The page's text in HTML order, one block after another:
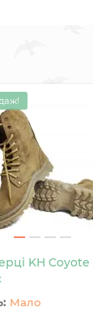
KH Coyote
Мало